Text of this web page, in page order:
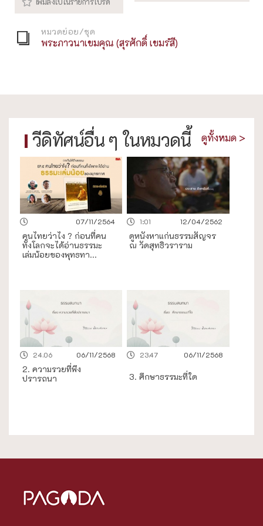
หมวดย่อย/ชุด
พระภาวนาเขมคุณ (สุรศักดิ์ เขมรํสี)
วีดิทัศน์อื่น ๆ ในหมวดนี้
07/11/2564
คนไทยว่าไง ? ก่อนที่คน
ทั้งโลกจะได้อ่านธรรมะ
เล่มน้อยของพุทธทา...
12/04/2562
1:01
ดูหนังหาแก่นธรรมสัญจร
ณ วัดสุทธิวราราม
06/11/2568
24.06
2. ความรวยที่พึง
ปรารถนา
06/11/2568
23.47
3. ศึกษาธรรมะที่ใด
ดูทั้งหมด >